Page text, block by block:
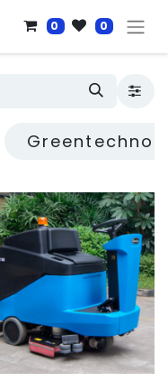
0 0
Greentechno